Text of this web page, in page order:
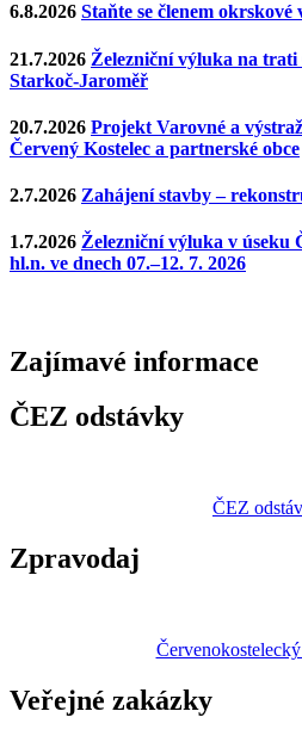
6.8.2026 Staňte se členem okrskové
21.7.2026 Železniční výluka na trati
Starkoč-Jaroměř
20.7.2026 Projekt Varovné a
Červený Kostelec a partnerské obce
2.7.2026 Zahájení stavby –
1.7.2026 Železniční výluka v úseku
hl.n. ve dnech 07.–12. 7. 2026
Zajímavé informace
ČEZ odstávky
ČEZ
Zpravodaj
Veřejné zakázky